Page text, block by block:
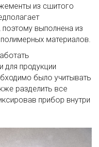
из сшитого
выполнена из
материалов.
для продукции
было учитывать
разделить все
прибор внутри